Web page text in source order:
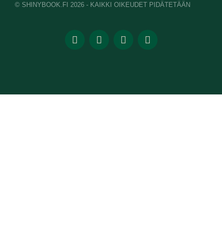
© SHINYBOOK.FI 2026 - KAIKKI OIKEUDET PIDÄTETÄÄN